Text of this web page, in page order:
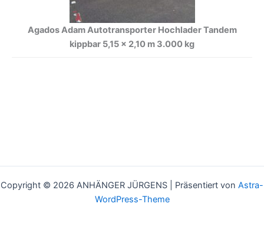
Agados Adam Autotransporter Hochlader Tandem
kippbar 5,15 x 2,10 m 3.000 kg
Copyright © 2026 ANHÄNGER JÜRGENS | Präsentiert von Astra-
WordPress-Theme